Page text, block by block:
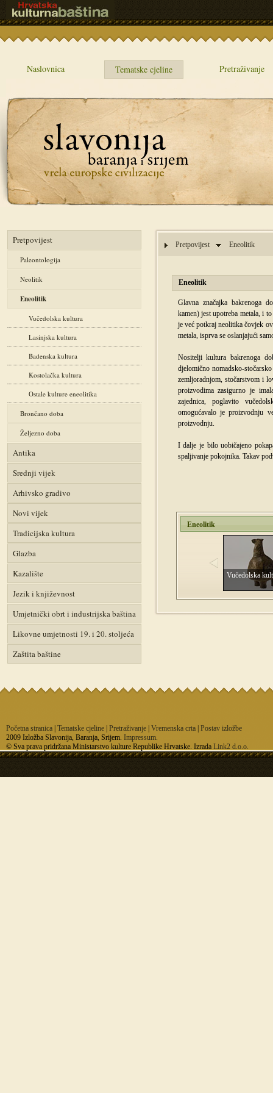
Naslovnica Tematske cjeline Pretraživanje
Pretpovijest
Paleontologija
Neolitik
Eneolitik
Vučedolska kultura
Lasinjska kultura
Badenska kultura
Kostolačka kultura
Ostale kulture eneolitika
Brončano doba
Željezno doba
Antika
Srednji vijek
Arhivsko gradivo
Novi vijek
Tradicijska kultura
Glazba
Kazalište
Jezik i književnost
Umjetnički obrt i industrijska baština
Likovne umjetnosti 19. i 20. stoljeća
Zaštita baštine
Pretpovijest Eneolitik
Eneolitik
Glavna značajka bakrenoga
kamen) jest upotreba metala, i
je već potkraj neolitika čovjek
metala, isprva se oslanjajući
Nositelji kultura bakrenoga
djelomično nomadsko-
zemljoradnjom, stočarstvom i
proizvodima zasigurno je
zajednica, poglavito
omogućavalo je proizvodnju
proizvodnju.
I dalje je bilo uobičajeno
spaljivanje pokojnika. Takav
Eneolitik
Vučedolska
Početna stranica Tematske cjeline Pretraživanje Vremenska crta Postav izložbe
2009 Izložba Slavonija, Baranja, Srijem. Impressum.
© Sva prava pridržana Ministarstvo kulture Republike Hrvatske. Izrada Link2 d.o.o.